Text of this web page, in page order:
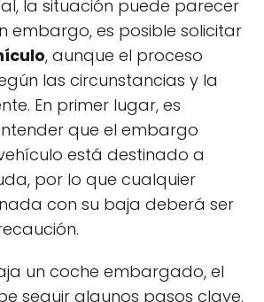
la situación puede parecer
embargo, es posible solicitar
, aunque el proceso
las circunstancias y la
En primer lugar, es
que el embargo
está destinado a
por lo que cualquier
con su baja deberá ser
un coche embargado, el
seguir algunos pasos clave.